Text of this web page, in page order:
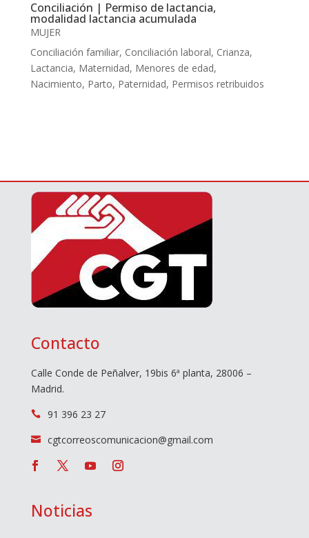
Conciliación | Permiso de lactancia,
modalidad lactancia acumulada
MUJER
Conciliación familiar, Conciliación laboral, Crianza,
Lactancia, Maternidad, Menores de edad,
Nacimiento, Parto, Paternidad, Permisos retribuidos
Contacto
Calle Conde de Peñalver, 19bis 6ª planta, 28006 –
Madrid.
 91 396 23 27
 cgtcorreoscomunicacion@gmail.com
Noticias